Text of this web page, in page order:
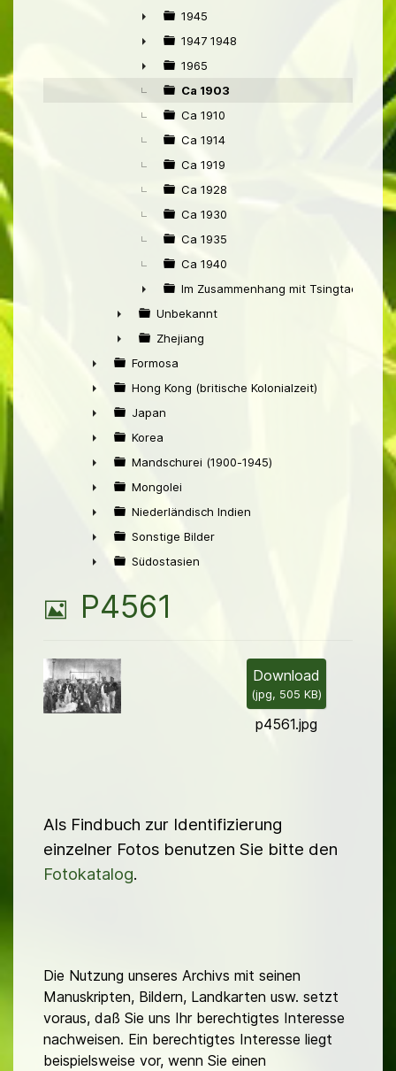
►
►
1945
►
1947 1948
►
1965
Ca 1903
Ca 1910
Ca 1914
Ca 1919
Ca 1928
Ca 1930
Ca 1935
Ca 1940
►
Im Zusammenhang mit Tsingtao
►
Unbekannt
►
Zhejiang
►
Formosa
►
Hong Kong (britische Kolonialzeit)
►
Japan
►
Korea
►
Mandschurei (1900-1945)
►
Mongolei
►
Niederländisch Indien
►
Sonstige Bilder
Südostasien
B
l
d
P4561
Download
(jpg, 505 KB)
p4561.jpg
Als Findbuch zur Identifizierung
einzelner Fotos benutzen Sie bitte den
Fotokatalog.
Die Nutzung unseres Archivs mit seinen
Manuskripten, Bildern, Landkarten usw. setzt
voraus, daß Sie uns Ihr berechtigtes Interesse
nachweisen. Ein berechtigtes Interesse liegt
beispielsweise vor, wenn Sie einen